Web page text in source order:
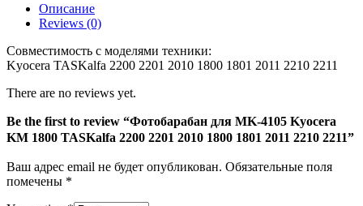
KM
1800
2200
2201
1800
2011
2210
Описание
Reviews (0)
Совместимость с моделями техники:
Kyocera TASKalfa 2200 2201 2010 1800 1801 2011 2210 2211
There are no reviews yet.
Be the first to review “Фотобарабан для MK-4105 Kyocera
KM 1800 TASKalfa 2200 2201 2010 1800 1801 2011 2210 2211”
Ваш адрес email не будет опубликован. Обязательные поля
помечены *